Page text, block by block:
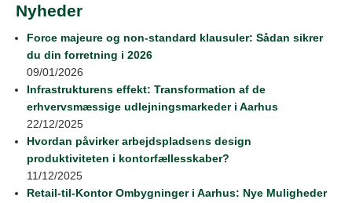
Nyheder
Force majeure og non-standard klausuler: Sådan sikrer
du din forretning i 2026
09/01/2026
Infrastrukturens effekt: Transformation af de
erhvervsmæssige udlejningsmarkeder i Aarhus
22/12/2025
Hvordan påvirker arbejdspladsens design
produktiviteten i kontorfællesskaber?
11/12/2025
Retail‑til‑Kontor Ombygninger i Aarhus: Nye Muligheder